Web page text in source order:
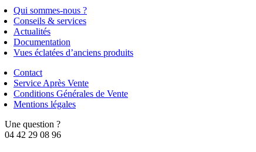
Qui sommes-nous ?
Conseils & services
Actualités
Documentation
Vues éclatées d’anciens produits
Contact
Service Après Vente
Conditions Générales de Vente
Mentions légales
Une question ?
04 42 29 08 96